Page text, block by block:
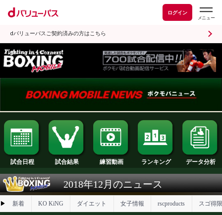
ログイン
dバリューパスご契約済みの方はこちら
試合日程 試合結果 練習動画 ランキング